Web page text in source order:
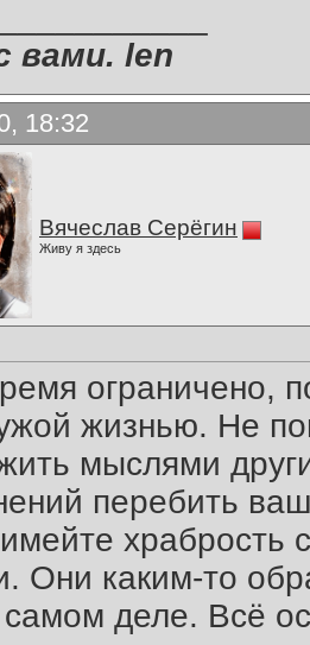
вами. len
18:32
Вячеслав Серёгин
Живу я здесь
ограничено,
жизнью. Не
мыслями
перебить
храбрость
Они каким-то
самом деле. Всё